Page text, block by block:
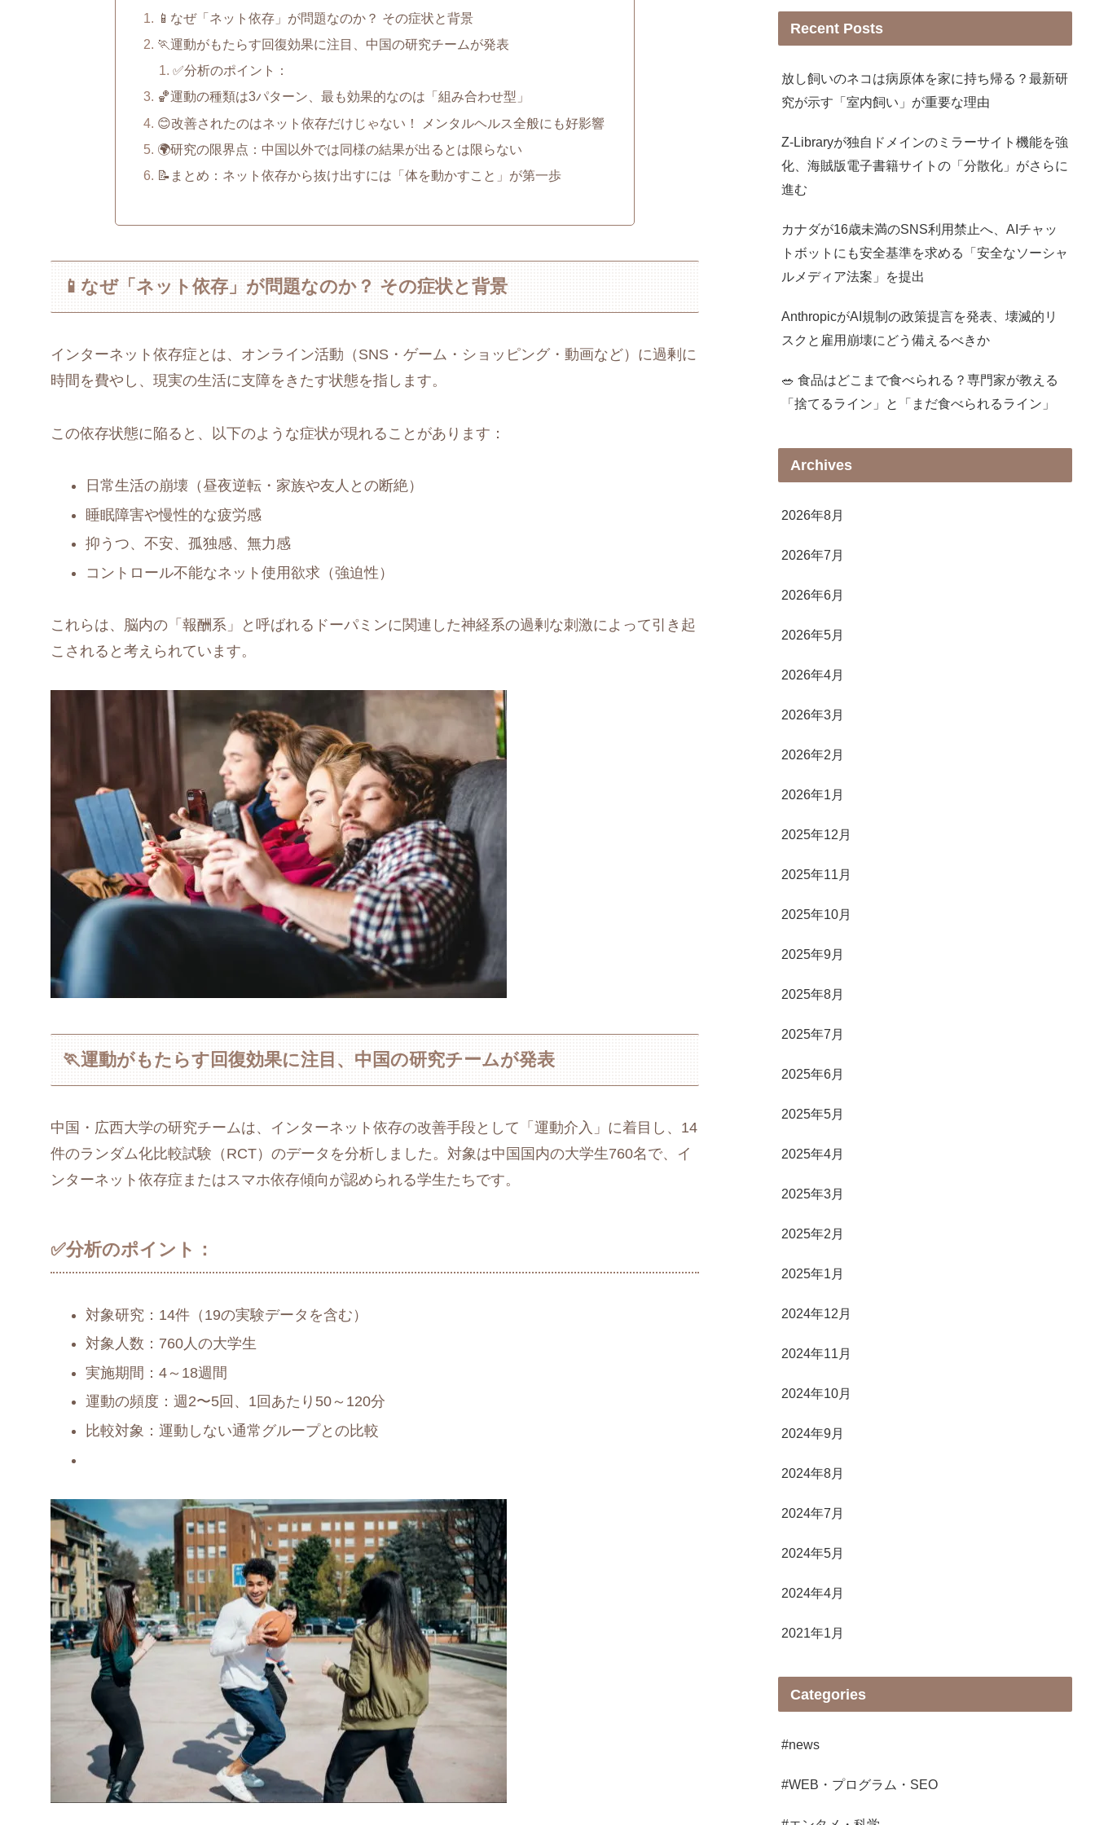
📱なぜ「ネット依存」が問題なのか？ その症状と背景
🏃運動がもたらす回復効果に注目、中国の研究チームが発表
✅分析のポイント：
🏀運動の種類は3パターン、最も効果的なのは「組み合わせ型」
😊改善されたのはネット依存だけじゃない！ メンタルヘルス全般にも好影響
🌍研究の限界点：中国以外では同様の結果が出るとは限らない
📝まとめ：ネット依存から抜け出すには「体を動かすこと」が第一歩
📱なぜ「ネット依存」が問題なのか？ その症状と背景
インターネット依存症とは、オンライン活動（SNS・ゲーム・ショッピング・動画など）に過剰に
時間を費やし、現実の生活に支障をきたす状態を指します。
この依存状態に陥ると、以下のような症状が現れることがあります：
日常生活の崩壊（昼夜逆転・家族や友人との断絶）
睡眠障害や慢性的な疲労感
抑うつ、不安、孤独感、無力感
コントロール不能なネット使用欲求（強迫性）
これらは、脳内の「報酬系」と呼ばれるドーパミンに関連した神経系の過剰な刺激によって引き起
こされると考えられています。
🏃運動がもたらす回復効果に注目、中国の研究チームが発表
中国・広西大学の研究チームは、インターネット依存の改善手段として「運動介入」に着目し、14
件のランダム化比較試験（RCT）のデータを分析しました。対象は中国国内の大学生760名で、イ
ンターネット依存症またはスマホ依存傾向が認められる学生たちです。
✅分析のポイント：
対象研究：14件（19の実験データを含む）
対象人数：760人の大学生
実施期間：4～18週間
運動の頻度：週2〜5回、1回あたり50～120分
比較対象：運動しない通常グループとの比較
Recent Posts
放し飼いのネコは病原体を家に持ち帰る？最新研
究が示す「室内飼い」が重要な理由
Z-Libraryが独自ドメインのミラーサイト機能を強
化、海賊版電子書籍サイトの「分散化」がさらに
進む
カナダが16歳未満のSNS利用禁止へ、AIチャッ
トボットにも安全基準を求める「安全なソーシャ
ルメディア法案」を提出
AnthropicがAI規制の政策提言を発表、壊滅的リ
スクと雇用崩壊にどう備えるべきか
🥗 食品はどこまで食べられる？専門家が教える
「捨てるライン」と「まだ食べられるライン」
Archives
2026年8月
2026年7月
2026年6月
2026年5月
2026年4月
2026年3月
2026年2月
2026年1月
2025年12月
2025年11月
2025年10月
2025年9月
2025年8月
2025年7月
2025年6月
2025年5月
2025年4月
2025年3月
2025年2月
2025年1月
2024年12月
2024年11月
2024年10月
2024年9月
2024年8月
2024年7月
2024年5月
2024年4月
2021年1月
Categories
#news
#WEB・プログラム・SEO